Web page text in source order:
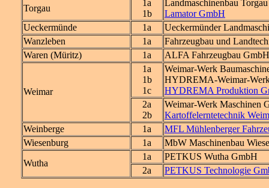
Torgau
1a
1b
Landmaschinenbau
Lamator GmbH
Ueckermünde
1a
Ueckermünder
Wanzleben
1a
Fahrzeugbau und
Waren (Müritz)
1a ALFA Fahrzeugbau GmbH
Weimar
1a
1b
1c
Weimar-Werk
HYDREMA-Weimar-
HYDREMA Produktion
2a
2b
Weimar-Werk Maschinen
Kartoffelerntetechnik
Weinberge
1a
MFL Mühlenberger
Wiesenburg
1a
MbW Maschinenbau
Wutha
1a
PETKUS Wutha GmbH
2a
PETKUS Technologie